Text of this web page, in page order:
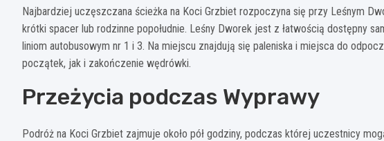
Najbardziej uczęszczana ścieżka na Koci Grzbiet rozpoczyna się przy Leśnym
krótki spacer lub rodzinne popołudnie. Leśny Dworek jest z łatwością dostępny
liniom autobusowym nr 1 i 3. Na miejscu znajdują się paleniska i miejsca do
początek, jak i zakończenie wędrówki.
Przeżycia podczas Wyprawy
Podróż na Koci Grzbiet zajmuje około pół godziny, podczas której uczestnicy